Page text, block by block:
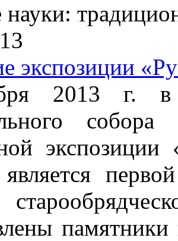
науки:
экспозиции
2013 г. в
является